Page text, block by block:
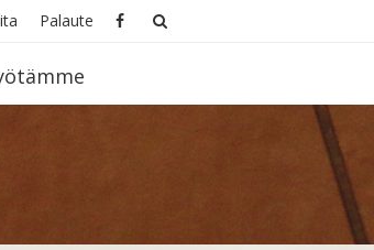
Palaute